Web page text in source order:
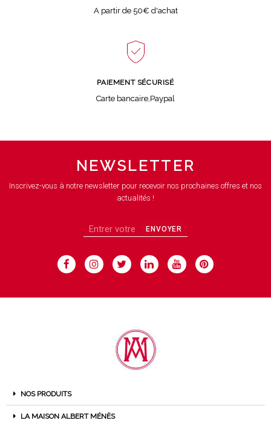
A partir de 50€ d'achat
PAIEMENT SÉCURISÉ
Carte bancaire,Paypal
NEWSLETTER
Inscrivez-vous à notre newsletter pour recevoir nos prochaines offres et nos
actualités !
ENVOYER
NOS PRODUITS
LA MAISON ALBERT MÉNÈS